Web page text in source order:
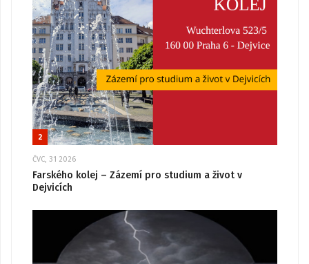
2
ČVC, 31 2026
Farského kolej – Zázemí pro studium a život v
Dejvicích